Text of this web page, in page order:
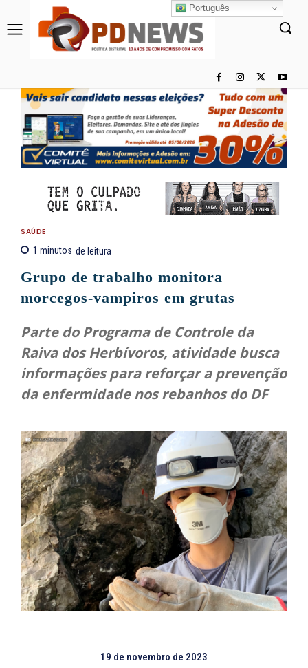
SAÚDE
1 minutos de leitura
Grupo de trabalho monitora
morcegos-vampiros em grutas
Parte do Programa de Controle da
Raiva dos Herbívoros, atividade busca
informações para reforçar a prevenção
da enfermidade nos rebanhos do DF
19 de novembro de 2023
Português